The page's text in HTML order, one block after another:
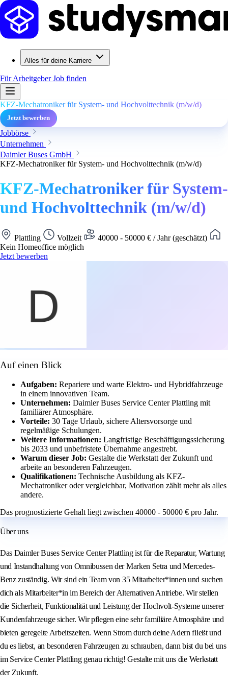
Alles für deine Karriere
Für ArbeitgeberJob finden
KFZ-Mechatroniker für System- und Hochvolttechnik (m/w/d)
Jetzt bewerben
Jobbörse
Unternehmen
Daimler Buses GmbH
KFZ-Mechatroniker für System- und Hochvolttechnik (m/w/d)
KFZ-Mechatroniker für System-
und Hochvolttechnik (m/w/d)
Plattling Vollzeit
40000 - 50000 € / Jahr (geschätzt)
Kein Homeoffice möglich
Jetzt bewerben
Auf einen Blick
Aufgaben: Repariere und warte Elektro- und Hybridfahrzeuge
in einem innovativen Team.
Unternehmen: Daimler Buses Service Center Plattling mit
familiärer Atmosphäre.
Vorteile: 30 Tage Urlaub, sichere Altersvorsorge und
regelmäßige Schulungen.
Weitere Informationen: Langfristige Beschäftigungssicherung
bis 2033 und unbefristete Übernahme angestrebt.
Warum dieser Job: Gestalte die Werkstatt der Zukunft und
arbeite an besonderen Fahrzeugen.
Qualifikationen: Technische Ausbildung als KFZ-
Mechatroniker oder vergleichbar, Motivation zählt mehr als alles
andere.
Das prognostizierte Gehalt liegt zwischen 40000 - 50000 € pro Jahr.
Über uns
Das Daimler Buses Service Center Plattling ist für die Reparatur, Wartung
und Instandhaltung von Omnibussen der Marken Setra und Mercedes-
Benz zuständig. Wir sind ein Team von 35 Mitarbeiter*innen und suchen
dich als Mitarbeiter*in im Bereich der Alternativen Antriebe. Wir stellen
die Sicherheit, Funktionalität und Leistung der Hochvolt-Systeme unserer
Kundenfahrzeuge sicher. Wir pflegen eine sehr familiäre Atmosphäre und
bieten geregelte Arbeitszeiten. Wenn Strom durch deine Adern fließt und
du es liebst, an besonderen Fahrzeugen zu schrauben, dann bist du bei uns
im Service Center Plattling genau richtig! Gestalte mit uns die Werkstatt
der Zukunft.